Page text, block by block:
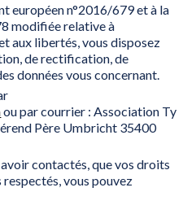
européen n°2016/679 et à la
modifiée relative à
aux libertés, vous disposez
de rectification, de
données vous concernant.
ou par courrier : Association Ty
Père Umbricht 35400
contactés, que vos droits
respectés, vous pouvez